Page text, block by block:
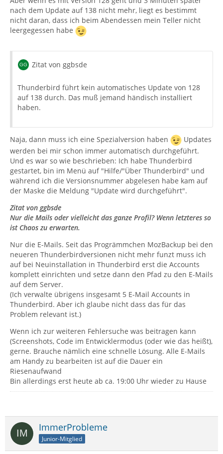
nach dem Update auf 138 nicht mehr, liegt es bestimmt
nicht daran, dass ich beim Abendessen mein Teller nicht
leergegessen habe
Zitat von ggbsde
Thunderbird führt kein automatisches Update von 128
auf 138 durch. Das muß jemand händisch installiert
haben.
Naja, dann muss ich eine Spezialversion haben
Updates
werden bei mir schon immer automatisch durchgeführt.
Und es war so wie beschrieben: Ich habe Thunderbird
gestartet, bin im Menü auf "Hilfe/"Über Thunderbird" und
während ich die Versionsnummer abgelesen habe kam auf
der Maske die Meldung "Update wird durchgeführt".
Zitat von ggbsde
Nur die Mails oder vielleicht das ganze Profil? Wenn letzteres so
ist Chaos zu erwarten.
Nur die E-Mails. Seit das Progrämmchen MozBackup bei den
neueren Thunderbirdversionen nicht mehr funzt muss ich
auf bei Neuinstallation in Thunderbird erst die Accounts
komplett einrichten und setze dann den Pfad zu den E-Mails
auf dem Server.
(Ich verwalte übrigens insgesamt 5 E-Mail Accounts in
Thunderbird. Aber ich glaube nicht dass das für das
Problem relevant ist.)
Wenn ich zur weiteren Fehlersuche was beitragen kann
(Screenshots, Code im Entwicklermodus (oder wie das heißt),
gerne. Brauche nämlich eine schnelle Lösung. Alle E-Mails
am Handy zu bearbeiten ist auf die Dauer ein
Riesenaufwand
Bin allerdings erst heute ab ca. 19:00 Uhr wieder zu Hause
ImmerProbleme
Junior-Mitglied